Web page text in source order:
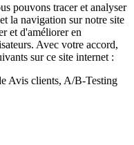
pouvons tracer et analyser
la navigation sur notre site
et d'améliorer en
Avec votre accord,
sur ce site internet :
Avis clients, A/B-Testing